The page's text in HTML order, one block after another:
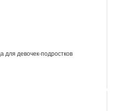
для девочек-подростков